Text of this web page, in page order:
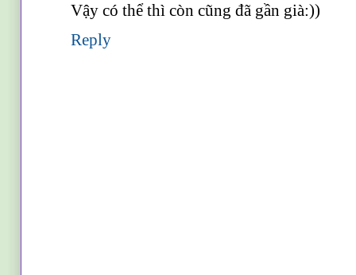
Vậy có thể thì còn cũng đã gần già:))
Reply